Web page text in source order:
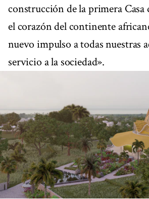
construcción de la primera
el corazón del continente
nuevo impulso a todas nuestras
servicio a la sociedad».